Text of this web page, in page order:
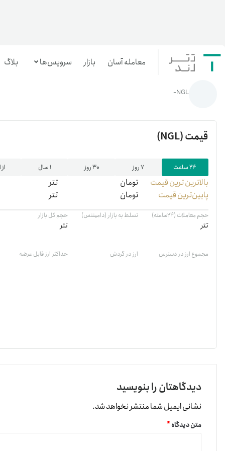
معامله آسان بازار سرویس‌ها
بازار تترلند
سرمایه‌گذاری آسان
بلاگ خانه رمزارزها/
NGL
NGL-
قیمت(NGL)
۲۴ ساعت ۷ روز ۳۰ روز ۱ سال
بالاترین ‌ترین قیمت تومان
تتر
پایین‌ترین قیمت
تومان تتر
حجم معاملات (۲۴ساعته)
تتر
تسلط به بازار (دامیننس) حجم کل بازار
تتر
مجموع ارز در دسترس ارز در گردش حداکثر ارز قابل عرضه
دیدگاهتان را بنویسید
نشانی ایمیل شما منتشر نخواهد شد.
متن دیدگاه*